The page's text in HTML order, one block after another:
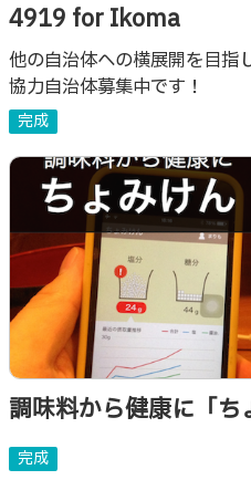
4919 for Ikoma
他の自治体への横展開を目指
協力自治体募集中です！
完成
調味料から健康に「
研
完成